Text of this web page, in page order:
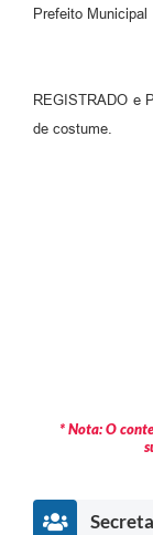
Prefeito Municipal
REGISTRADO e
de costume.
* Nota: O